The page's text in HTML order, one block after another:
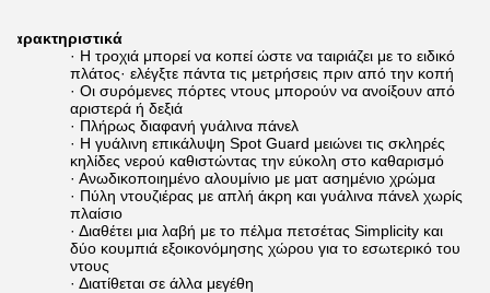
Χαρακτηριστικά
· Η τροχιά μπορεί να κοπεί ώστε να ταιριάζει με το ειδικό
πλάτος· ελέγξτε πάντα τις μετρήσεις πριν από την κοπή
· Οι συρόμενες πόρτες ντους μπορούν να ανοίξουν από
αριστερά ή δεξιά
· Πλήρως διαφανή γυάλινα πάνελ
· Η γυάλινη επικάλυψη Spot Guard μειώνει τις σκληρές
κηλίδες νερού καθιστώντας την εύκολη στο καθαρισμό
· Ανωδικοποιημένο αλουμίνιο με ματ ασημένιο χρώμα
· Πύλη ντουζιέρας με απλή άκρη και γυάλινα πάνελ χωρίς
πλαίσιο
· Διαθέτει μια λαβή με το πέλμα πετσέτας Simplicity και
δύο κουμπιά εξοικονόμησης χώρου για το εσωτερικό του
ντους
· Διατίθεται σε άλλα μεγέθη